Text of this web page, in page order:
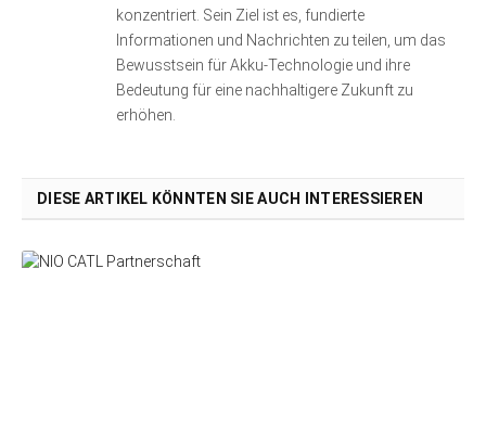
konzentriert. Sein Ziel ist es, fundierte
Informationen und Nachrichten zu teilen, um das
Bewusstsein für Akku-Technologie und ihre
Bedeutung für eine nachhaltigere Zukunft zu
erhöhen.
DIESE ARTIKEL KÖNNTEN SIE AUCH INTERESSIEREN